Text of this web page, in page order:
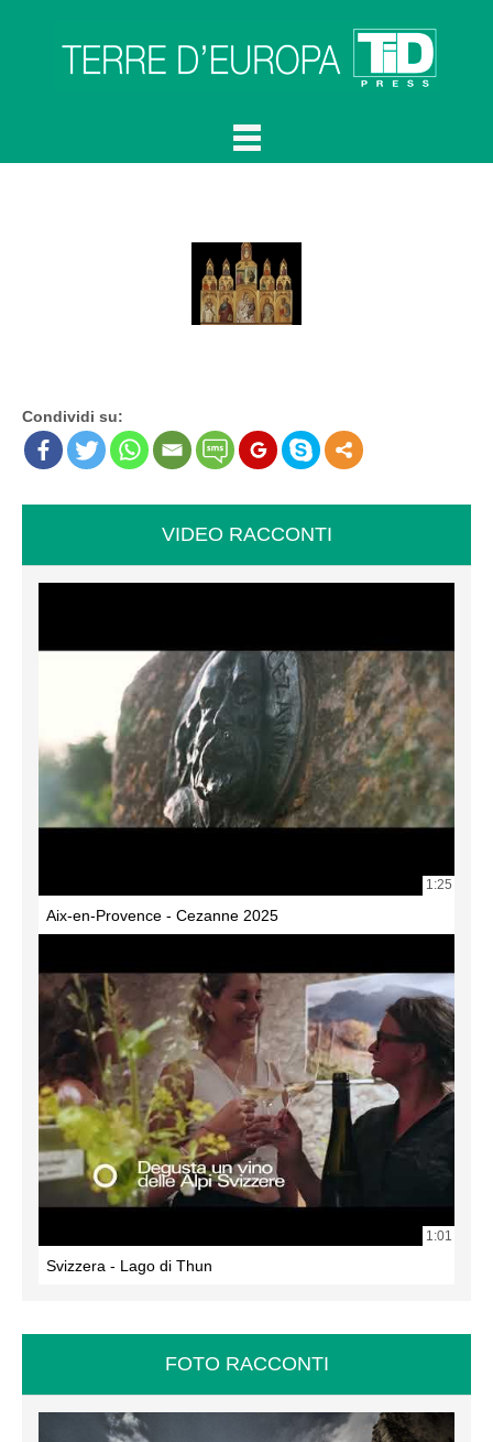
Condividi su:
VIDEO RACCONTI
1:25
Aix-en-Provence - Cezanne 2025
1:01
Svizzera - Lago di Thun
FOTO RACCONTI